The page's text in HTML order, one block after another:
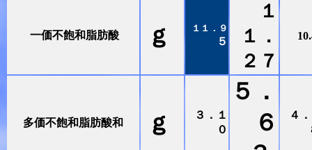
一価不飽和脂肪酸 ｇ １１．９
５
１
１．
２７
多価不飽和脂肪酸和 ｇ
３．１
０
５．
６
４